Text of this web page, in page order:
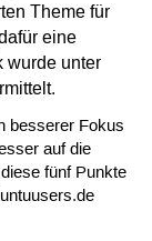
Theme für
eine
wurde unter
besserer Fokus
auf die
fünf Punkte